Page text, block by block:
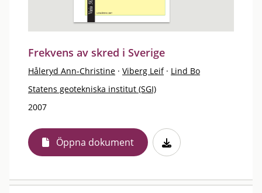
Frekvens av skred i Sverige
Håleryd Ann-Christine · Viberg Leif · Lind Bo
Statens geotekniska institut (SGI)
2007
Öppna dokument